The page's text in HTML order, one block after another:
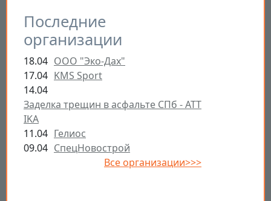
Последние
организации
18.04 ООО "Эко-Дах"
17.04 KMS Sport
14.04
Заделка трещин в асфальте СПб - ATT
IKA
11.04 Гелиос
09.04 СпецНовострой
Все организации>>>